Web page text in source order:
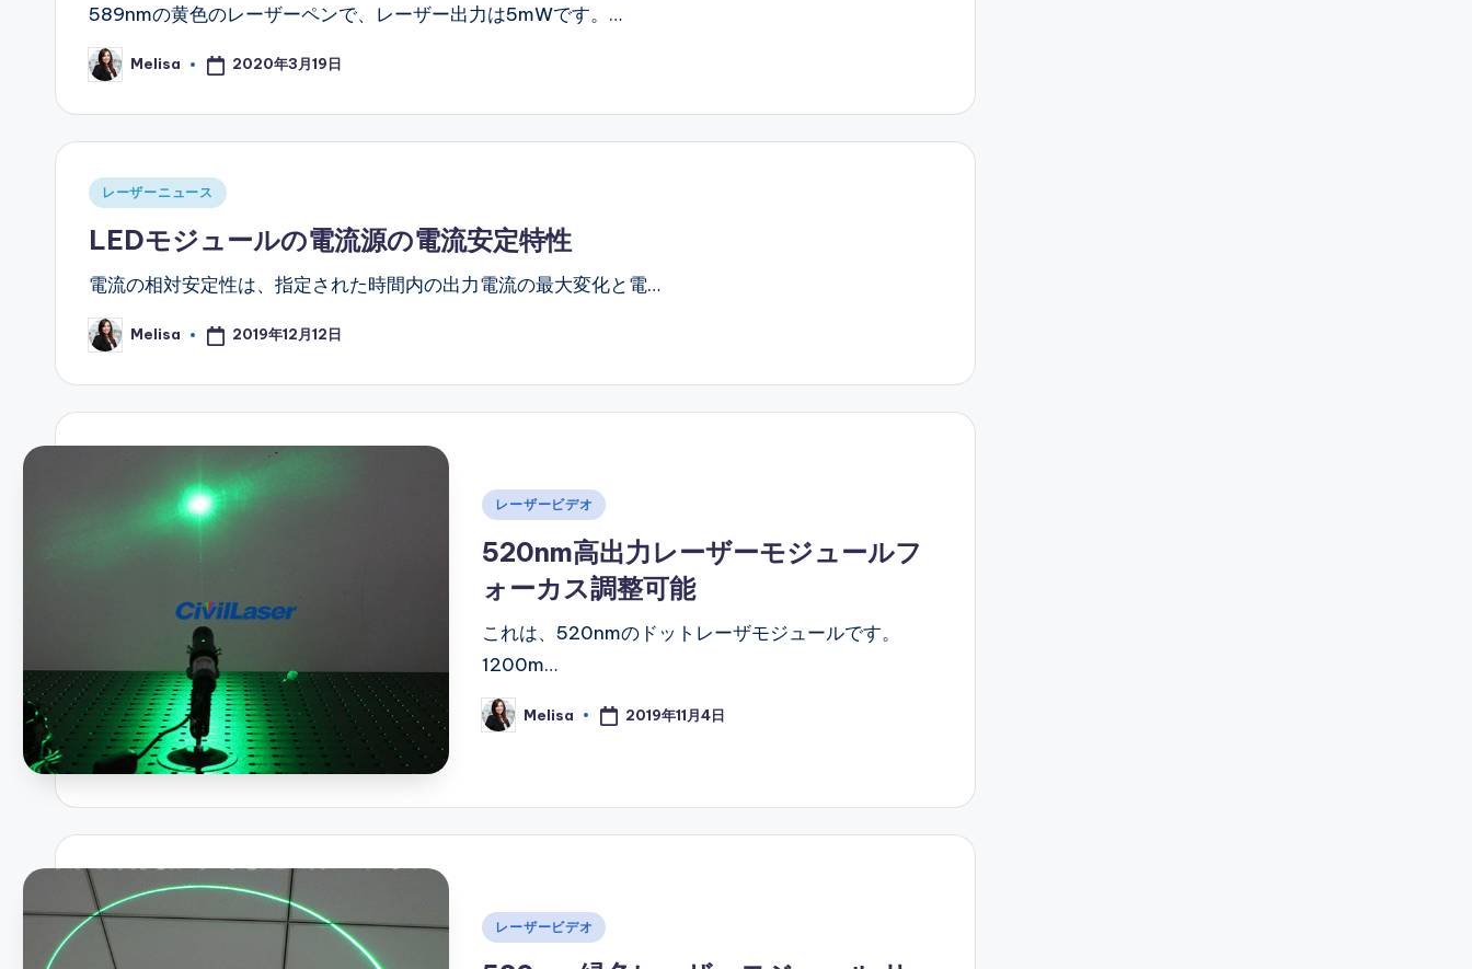
589nmの黄色のレーザーペンで、レーザー出力は5mWです。…
Posted
by
Melisa 2020年3月19日
Posted
レーザーニュース
LEDモジュールの電流源の電流安定特性
電流の相対安定性は、指定された時間内の出力電流の最大変化と電…
Posted
by
Melisa 2019年12月12日
Posted
レーザービデオ
520nm高出力レーザーモジュールフ
ォーカス調整可能
これは、520nmのドットレーザモジュールです。
1200m…
Posted
by
Melisa 2019年11月4日
Posted
レーザービデオ